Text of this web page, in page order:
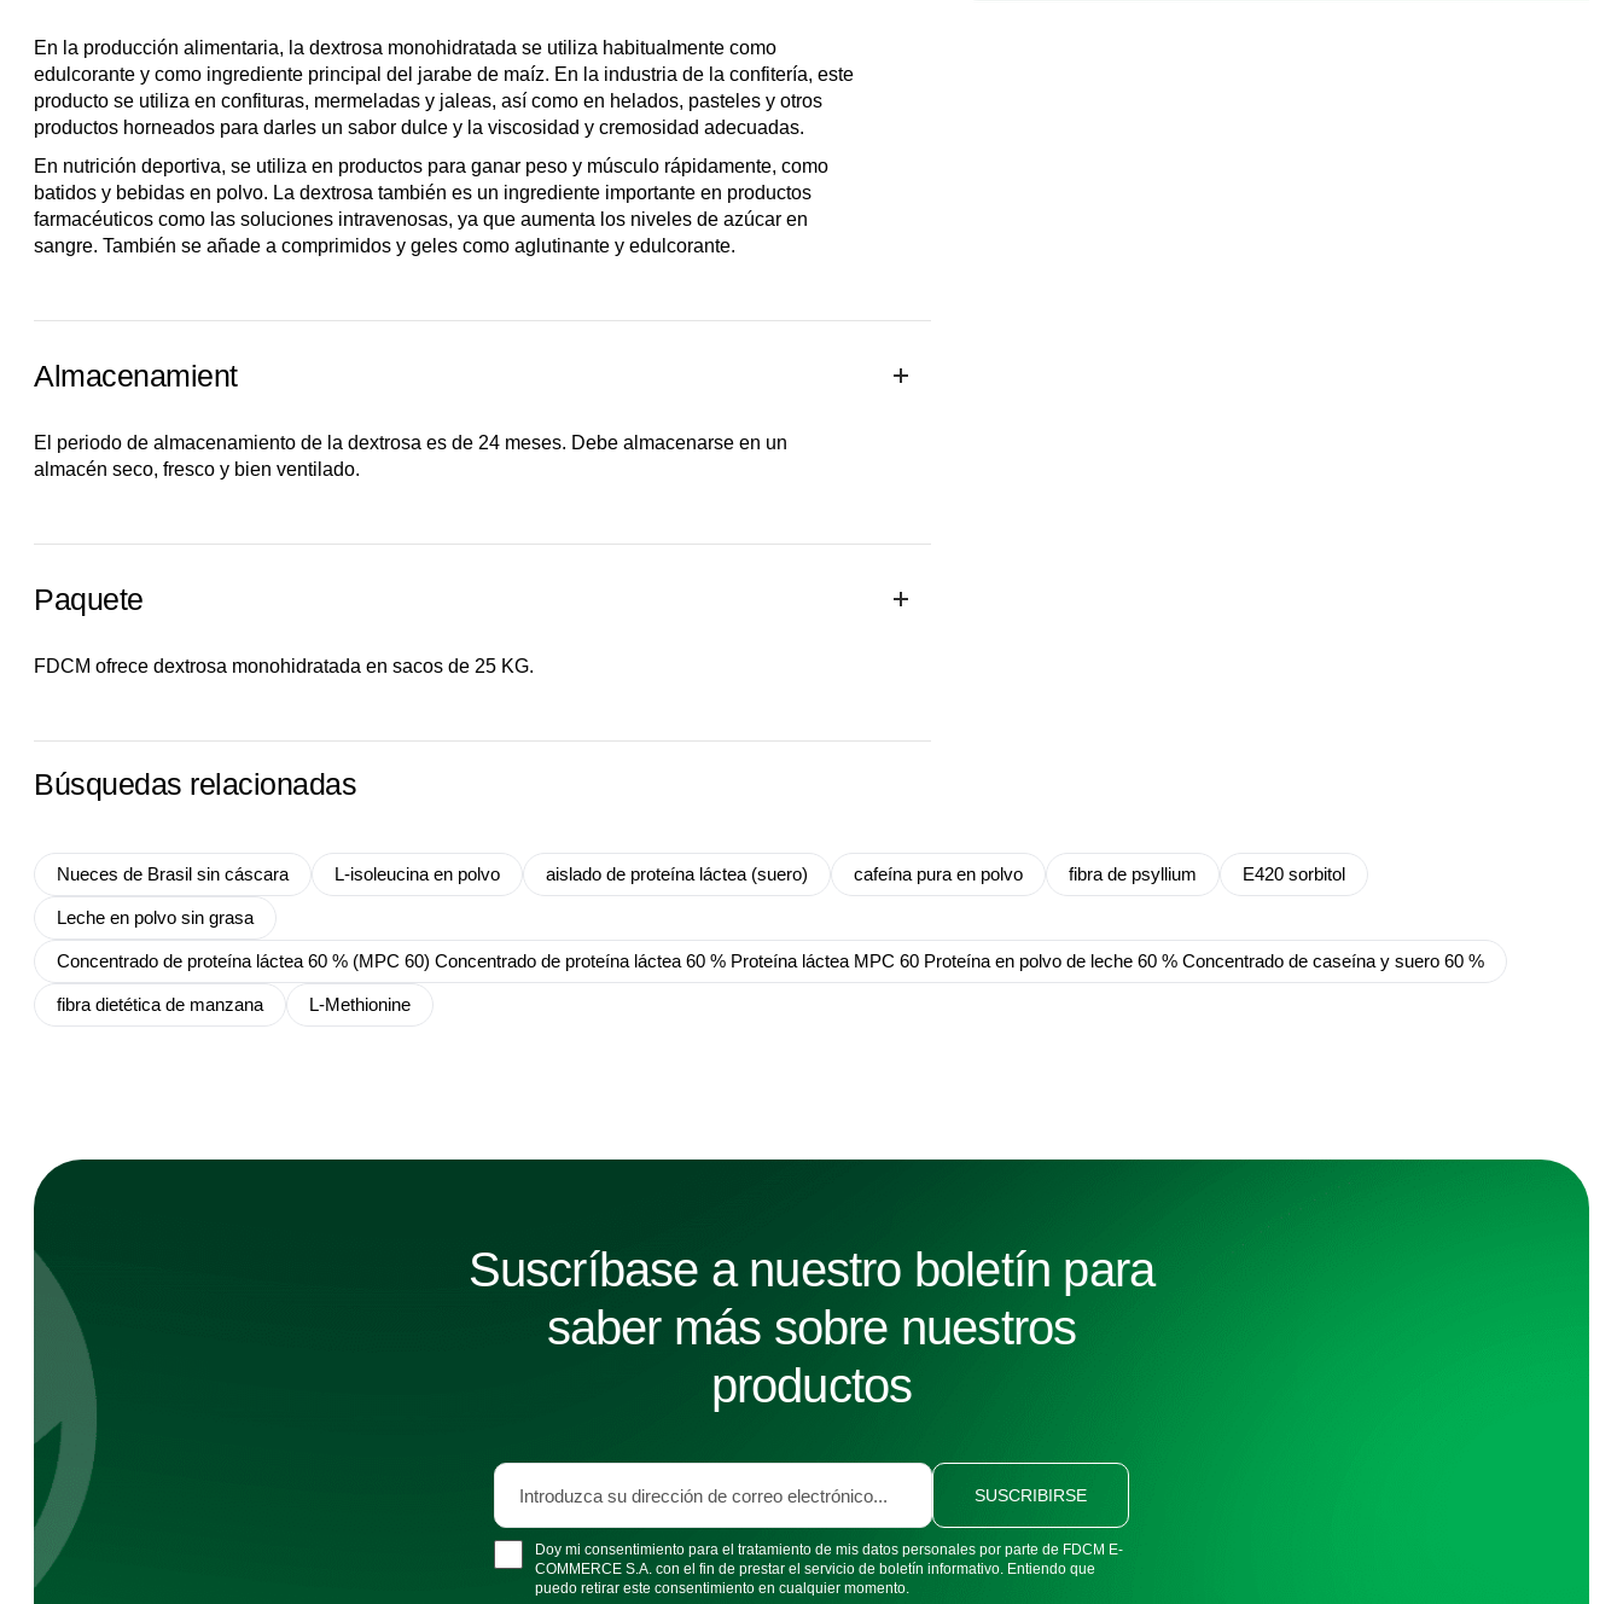
En la producción alimentaria, la dextrosa monohidratada se utiliza habitualmente como
edulcorante y como ingrediente principal del jarabe de maíz. En la industria de la confitería, este
producto se utiliza en confituras, mermeladas y jaleas, así como en helados, pasteles y otros
productos horneados para darles un sabor dulce y la viscosidad y cremosidad adecuadas.
En nutrición deportiva, se utiliza en productos para ganar peso y músculo rápidamente, como
batidos y bebidas en polvo. La dextrosa también es un ingrediente importante en productos
farmacéuticos como las soluciones intravenosas, ya que aumenta los niveles de azúcar en
sangre. También se añade a comprimidos y geles como aglutinante y edulcorante.
Almacenamient
El periodo de almacenamiento de la dextrosa es de 24 meses. Debe almacenarse en un
almacén seco, fresco y bien ventilado.
Paquete
FDCM ofrece dextrosa monohidratada en sacos de 25 KG.
Búsquedas relacionadas
Nueces de Brasil sin cáscara L-isoleucina en polvo aislado de proteína láctea (suero) cafeína pura en polvo fibra de psyllium E420 sorbitol
Leche en polvo sin grasa
Concentrado de proteína láctea 60 % (MPC 60) Concentrado de proteína láctea 60 % Proteína láctea MPC 60 Proteína en polvo de leche 60 % Concentrado de caseína y suero 60 %
fibra dietética de manzana L-Methionine
Suscríbase a nuestro boletín para
saber más sobre nuestros
productos
Doy mi consentimiento para el tratamiento de mis datos personales por parte de FDCM E-
COMMERCE S.A. con el fin de prestar el servicio de boletín informativo. Entiendo que
puedo retirar este consentimiento en cualquier momento.
SUSCRIBIRSE